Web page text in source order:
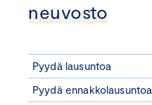
neuvosto
Pyydä lausuntoa
Pyydä ennakkolausuntoa